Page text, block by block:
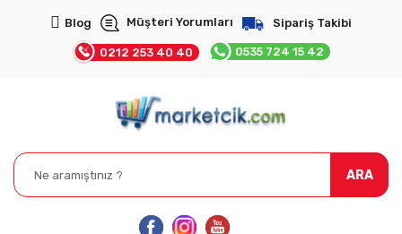
Blog Müşteri Yorumları Sipariş Takibi
0212 253 40 40 0535 724 15 42
ARA